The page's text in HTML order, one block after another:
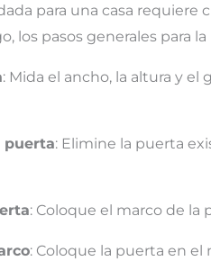
para una casa
los pasos generales para
: Mida el ancho, la altura y
puerta: Elimine la puerta
: Coloque el marco de la
: Coloque la puerta en